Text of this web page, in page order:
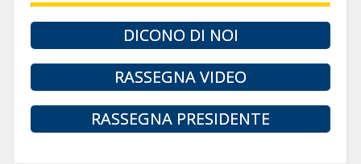
DICONO DI NOI
RASSEGNA VIDEO
RASSEGNA PRESIDENTE